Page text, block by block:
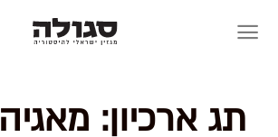
תג ארכיון: מאגיה